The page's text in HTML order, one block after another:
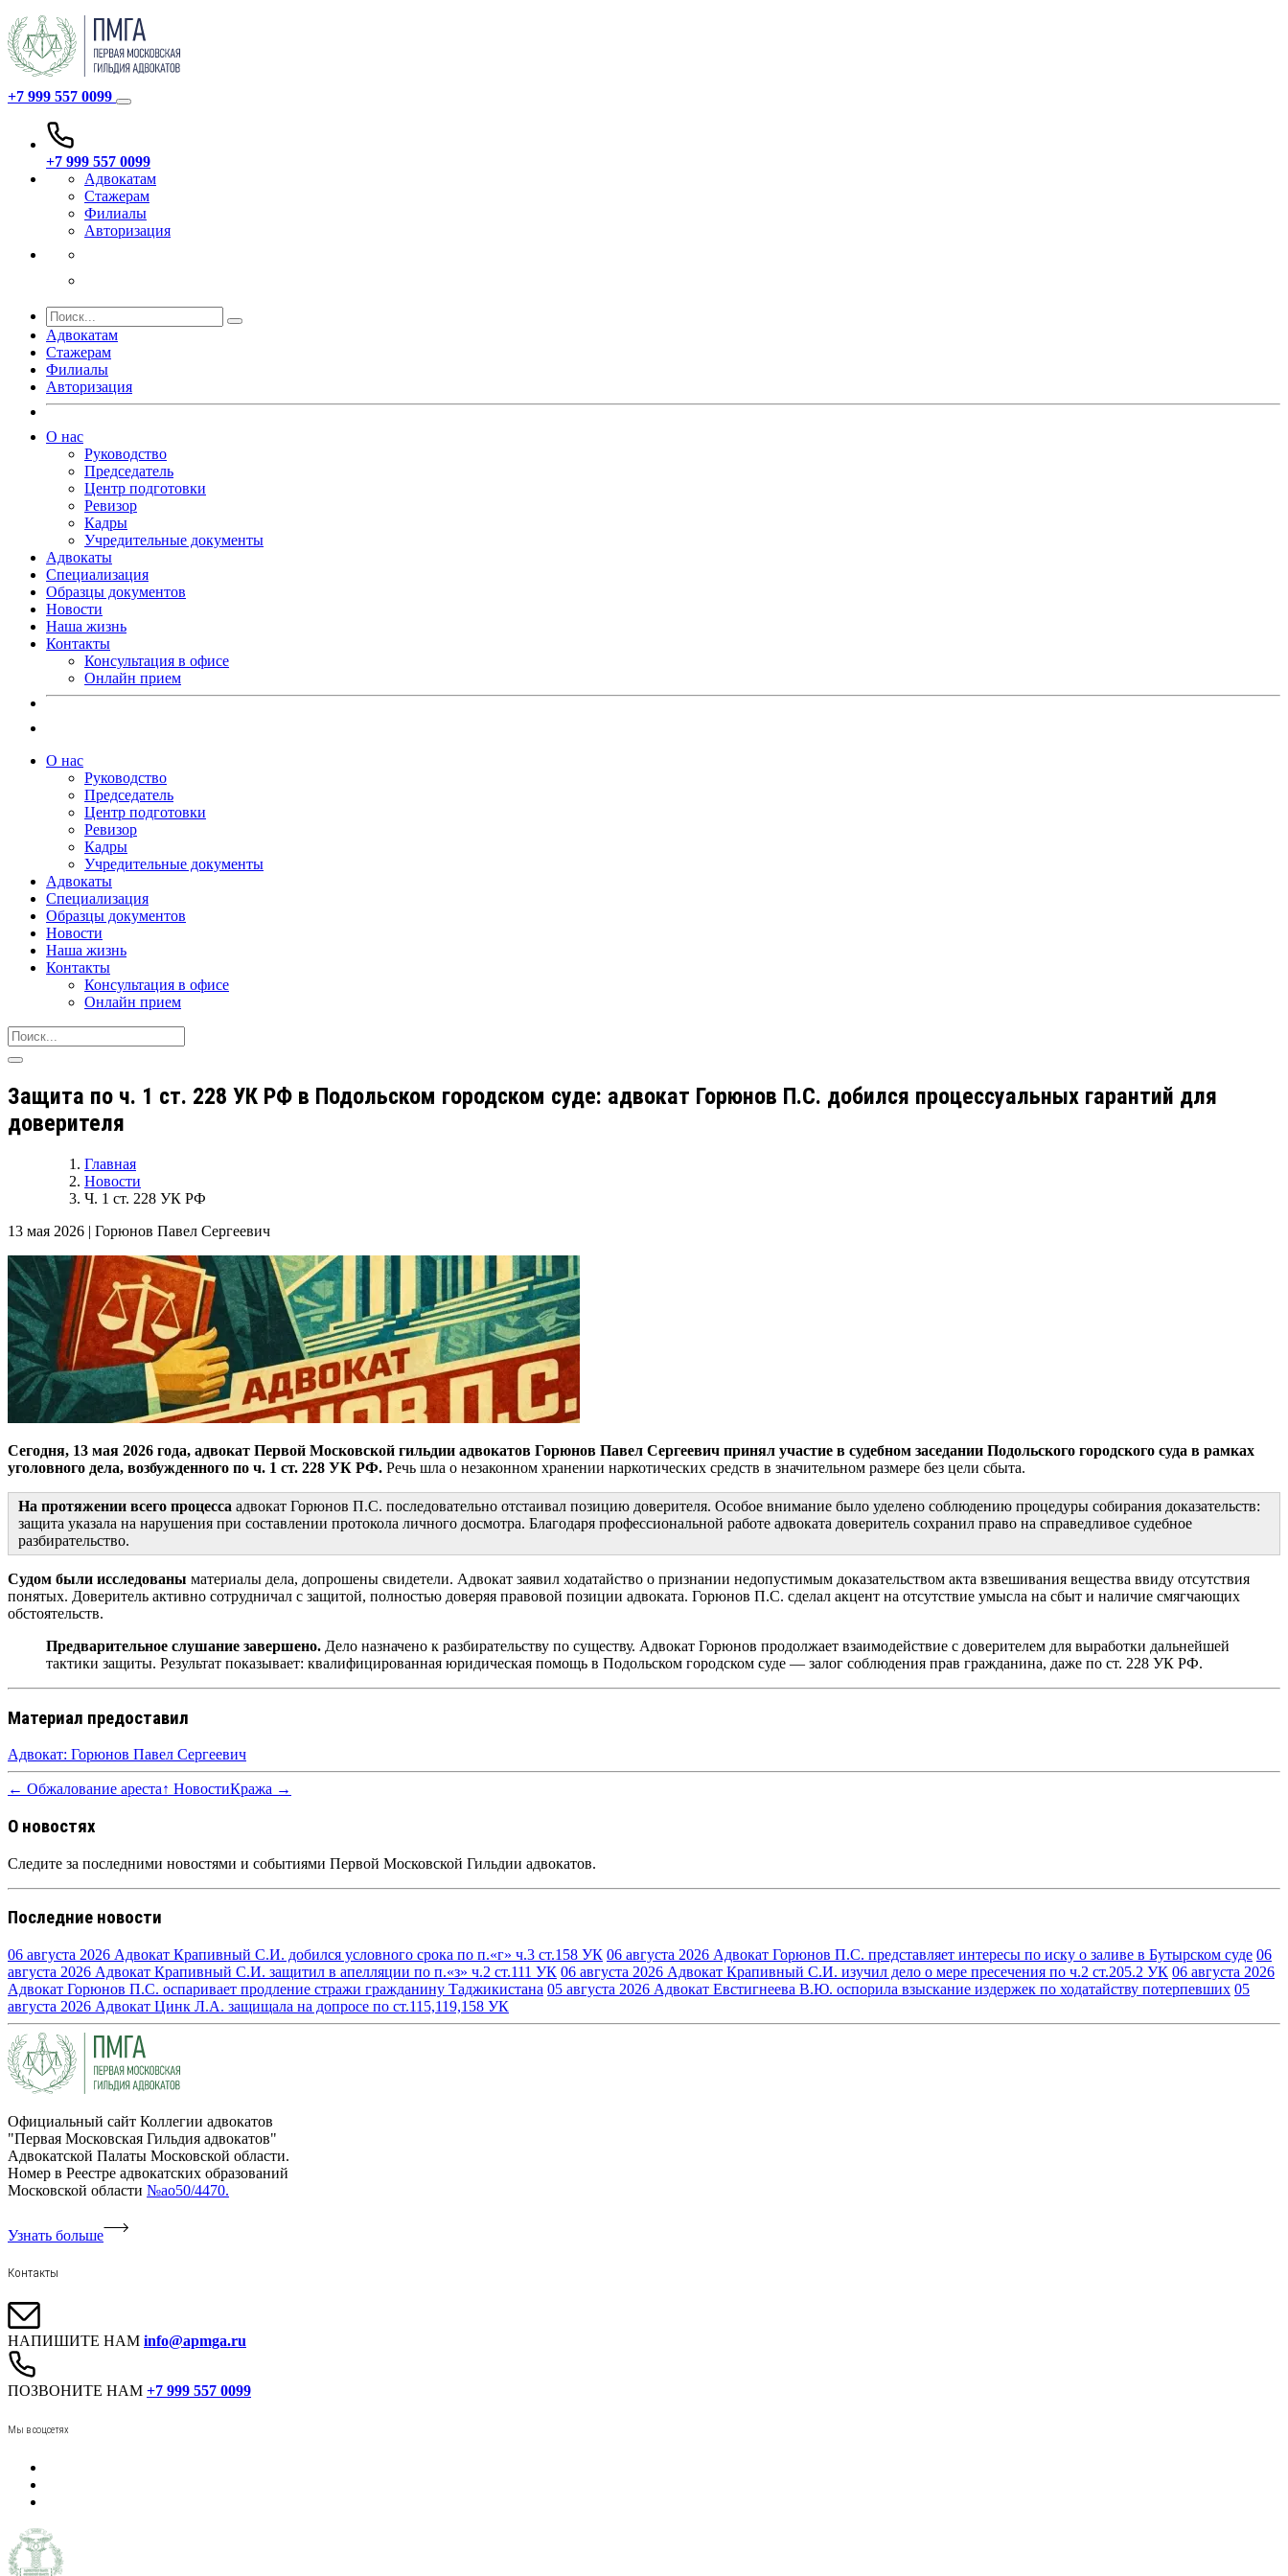
+7 999 557 0099
+7 999 557 0099
Адвокатам
Стажерам
Филиалы
Авторизация
Адвокатам
Стажерам
Филиалы
Авторизация
О нас
Руководство
Председатель
Центр подготовки
Ревизор
Кадры
Учредительные документы
Адвокаты
Специализация
Образцы документов
Новости
Наша жизнь
Контакты
Консультация в офисе
Онлайн прием
О нас
Руководство
Председатель
Центр подготовки
Ревизор
Кадры
Учредительные документы
Адвокаты
Специализация
Образцы документов
Новости
Наша жизнь
Контакты
Консультация в офисе
Онлайн прием
Защита по ч. 1 ст. 228 УК РФ в Подольском городском суде: адвокат Горюнов П.С. добился процессуальных гарантий для
доверителя
Главная
Новости
Ч. 1 ст. 228 УК РФ
13 мая 2026 | Горюнов Павел Сергеевич
Сегодня, 13 мая 2026 года, адвокат Первой Московской гильдии адвокатов Горюнов Павел Сергеевич принял участие в судебном заседании Подольского городского суда в рамках
уголовного дела, возбужденного по ч. 1 ст. 228 УК РФ. Речь шла о незаконном хранении наркотических средств в значительном размере без цели сбыта.
На протяжении всего процесса адвокат Горюнов П.С. последовательно отстаивал позицию доверителя. Особое внимание было уделено соблюдению процедуры собирания доказательств:
защита указала на нарушения при составлении протокола личного досмотра. Благодаря профессиональной работе адвоката доверитель сохранил право на справедливое судебное
разбирательство.
Судом были исследованы материалы дела, допрошены свидетели. Адвокат заявил ходатайство о признании недопустимым доказательством акта взвешивания вещества ввиду отсутствия
понятых. Доверитель активно сотрудничал с защитой, полностью доверяя правовой позиции адвоката. Горюнов П.С. сделал акцент на отсутствие умысла на сбыт и наличие смягчающих
обстоятельств.
Предварительное слушание завершено. Дело назначено к разбирательству по существу. Адвокат Горюнов продолжает взаимодействие с доверителем для выработки дальнейшей
тактики защиты. Результат показывает: квалифицированная юридическая помощь в Подольском городском суде — залог соблюдения прав гражданина, даже по ст. 228 УК РФ.
Материал предоставил
Адвокат: Горюнов Павел Сергеевич
← Обжалование ареста↑ НовостиКража →
О новостях
Следите за последними новостями и событиями Первой Московской Гильдии адвокатов.
Последние новости
06 августа 2026 Адвокат Крапивный С.И. добился условного срока по п.«г» ч.3 ст.158 УК 06 августа 2026 Адвокат Горюнов П.С. представляет интересы по иску о заливе в Бутырском суде 06
августа 2026 Адвокат Крапивный С.И. защитил в апелляции по п.«з» ч.2 ст.111 УК 06 августа 2026 Адвокат Крапивный С.И. изучил дело о мере пресечения по ч.2 ст.205.2 УК 06 августа 2026
Адвокат Горюнов П.С. оспаривает продление стражи гражданину Таджикистана 05 августа 2026 Адвокат Евстигнеева В.Ю. оспорила взыскание издержек по ходатайству потерпевших 05
августа 2026 Адвокат Цинк Л.А. защищала на допросе по ст.115,119,158 УК
Официальный сайт Коллегии адвокатов
"Первая Московская Гильдия адвокатов"
Адвокатской Палаты Московской области.
Номер в Реестре адвокатских образований
Московской области №ао50/4470.
Узнать больше
Контакты
НАПИШИТЕ НАМ info@apmga.ru
ПОЗВОНИТЕ НАМ +7 999 557 0099
Мы в соцсетях